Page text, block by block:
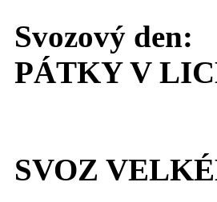
Svozový den:
PÁTKY V
SVOZ